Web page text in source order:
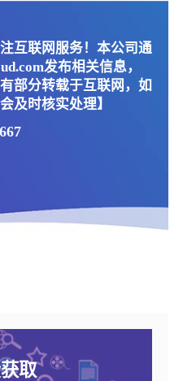
互联网服务！本公司通
发布相关信息，
部分转载于互联网，如
及时核实处理】
取